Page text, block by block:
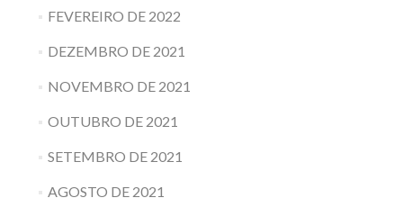
FEVEREIRO DE 2022
DEZEMBRO DE 2021
NOVEMBRO DE 2021
OUTUBRO DE 2021
SETEMBRO DE 2021
AGOSTO DE 2021